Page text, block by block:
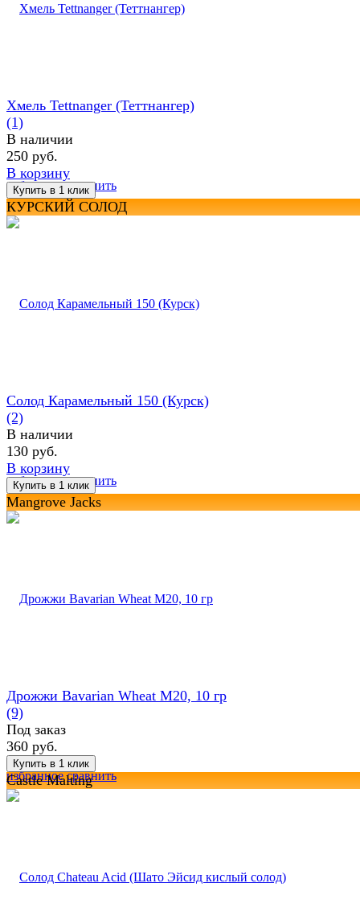
избранное сравнить
Хмель Tettnanger (Теттнангер)
(1)
В наличии
250 руб.
В корзину
КУРСКИЙ СОЛОД
избранное сравнить
Солод Карамельный 150 (Курск)
(2)
В наличии
130 руб.
В корзину
Mangrove Jacks
избранное сравнить
Дрожжи Bavarian Wheat M20, 10 гр
(9)
Под заказ
360 руб.
Castle Malting